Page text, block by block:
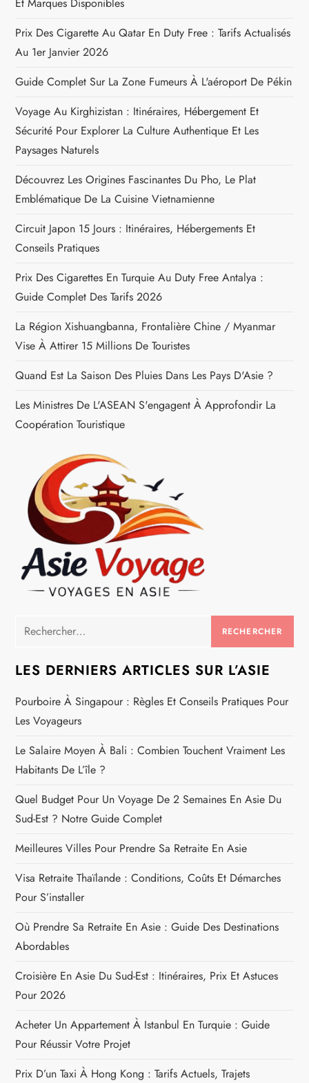
i
o
n
d
e
l
’
a
r
t
i
c
l
Prix Des Cigarette Au Qatar En Duty Free : Tarifs Actualisés
Au 1er Janvier 2026
Guide Complet Sur La Zone Fumeurs À L'aéroport De Pékin
Voyage Au Kirghizistan : Itinéraires, Hébergement Et
Sécurité Pour Explorer La Culture Authentique Et Les
Paysages Naturels
Découvrez Les Origines Fascinantes Du Pho, Le Plat
Emblématique De La Cuisine Vietnamienne
Circuit Japon 15 Jours : Itinéraires, Hébergements Et
Conseils Pratiques
Prix Des Cigarettes En Turquie Au Duty Free Antalya :
Guide Complet Des Tarifs 2026
La Région Xishuangbanna, Frontalière Chine / Myanmar
Vise À Attirer 15 Millions De Touristes
Quand Est La Saison Des Pluies Dans Les Pays D'Asie ?
Les Ministres De L'ASEAN S'engagent À Approfondir La
Coopération Touristique
Rechercher :
LES DERNIERS ARTICLES SUR L’ASIE
Pourboire À Singapour : Règles Et Conseils Pratiques Pour
Les Voyageurs
Le Salaire Moyen À Bali : Combien Touchent Vraiment Les
Habitants De L’île ?
Quel Budget Pour Un Voyage De 2 Semaines En Asie Du
Sud-Est ? Notre Guide Complet
Meilleures Villes Pour Prendre Sa Retraite En Asie
Visa Retraite Thaïlande : Conditions, Coûts Et Démarches
Pour S’installer
Où Prendre Sa Retraite En Asie : Guide Des Destinations
Abordables
Croisière En Asie Du Sud-Est : Itinéraires, Prix Et Astuces
Pour 2026
Acheter Un Appartement À Istanbul En Turquie : Guide
Pour Réussir Votre Projet
Prix D’un Taxi À Hong Kong : Tarifs Actuels, Trajets